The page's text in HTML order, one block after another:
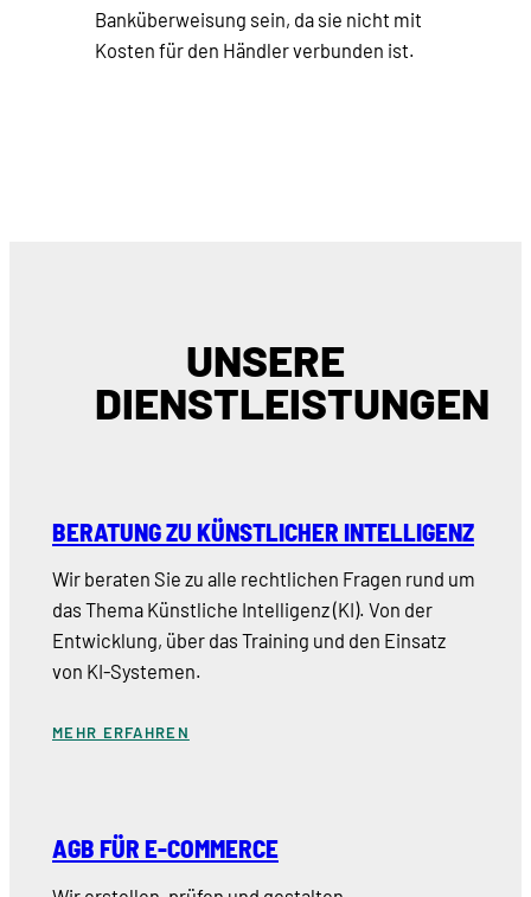
Banküberweisung sein, da sie nicht mit
Kosten für den Händler verbunden ist.
UNSERE
DIENSTLEISTUNGEN
BERATUNG ZU KÜNSTLICHER INTELLIGENZ
Wir beraten Sie zu alle rechtlichen Fragen rund um
das Thema Künstliche Intelligenz (KI). Von der
Entwicklung, über das Training und den Einsatz
von KI-Systemen.
MEHR ERFAHREN
AGB FÜR E-COMMERCE